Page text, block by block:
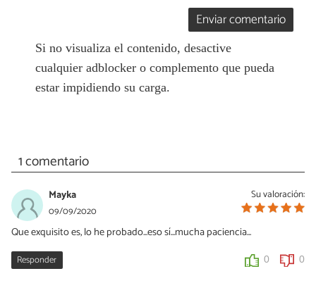
Enviar comentario
Si no visualiza el contenido, desactive
cualquier adblocker o complemento que pueda
estar impidiendo su carga.
1 comentario
Su valoración:
Mayka
09/09/2020
Que exquisito es, lo he probado...eso sí...mucha paciencia...
Responder 0 0